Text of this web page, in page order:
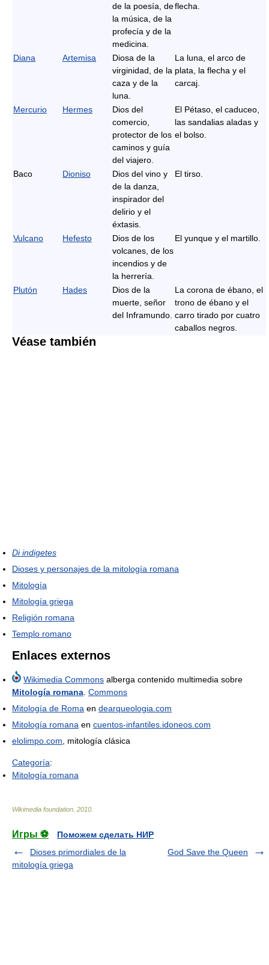
de la poesía, de
la música, de la
profecía y de la
medicina.
flecha.
Diana Artemisa
Diosa de la
virginidad, de la
caza y de la
luna.
La luna, el arco de
plata, la flecha y el
carcaj.
Mercurio Hermes
Dios del
comercio,
protector de los
caminos y guía
del viajero.
El Pétaso, el caduceo,
las sandalias aladas y
el bolso.
Baco Dioniso
Dios del vino y
de la danza,
inspirador del
delirio y el
éxtasis.
El tirso.
Vulcano Hefesto
Dios de los
volcanes, de los
incendios y de
la herrería.
El yunque y el martillo.
Plutón Hades
Dios de la
muerte, señor
del Inframundo.
La corona de ébano, el
trono de ébano y el
carro tirado por cuatro
caballos negros.
Véase también
Di indigetes
Dioses y personajes de la mitología romana
Mitología
Mitología griega
Religión romana
Templo romano
Enlaces externos
Wikimedia Commons alberga contenido multimedia sobre
Mitología romana Commons
Mitología de Roma en dearqueologia.com
Mitología romana en cuentos-infantiles.idoneos.com
elolimpo.com , mitología clásica
Categoría:
Mitología romana
Wikimedia foundation 2010
Игры ⚽
Поможем сделать НИР
Dioses primordiales de la
mitología griega
God Save the Queen